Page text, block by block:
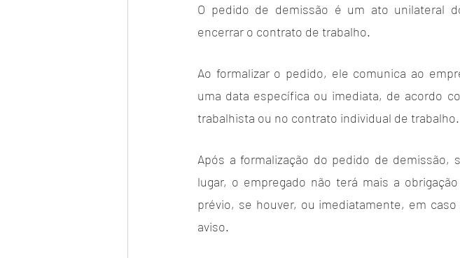
O pedido de demissão é um ato unilateral
encerrar o contrato de trabalho.
Ao formalizar o pedido, ele comunica ao
uma data específica ou imediata, de acordo
trabalhista ou no contrato individual de trabalho.
Após a formalização do pedido de
lugar, o empregado não terá mais a
prévio, se houver, ou imediatamente, em
aviso.